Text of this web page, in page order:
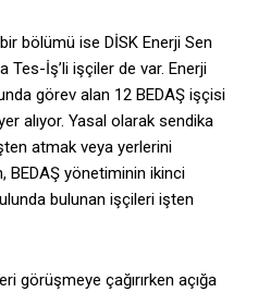
bölümü ise DİSK Enerji Sen
Tes-İş’li işçiler de var. Enerji
görev alan 12 BEDAŞ işçisi
alıyor. Yasal olarak sendika
atmak veya yerlerini
BEDAŞ yönetiminin ikinci
bulunan işçileri işten
görüşmeye çağırırken açığa